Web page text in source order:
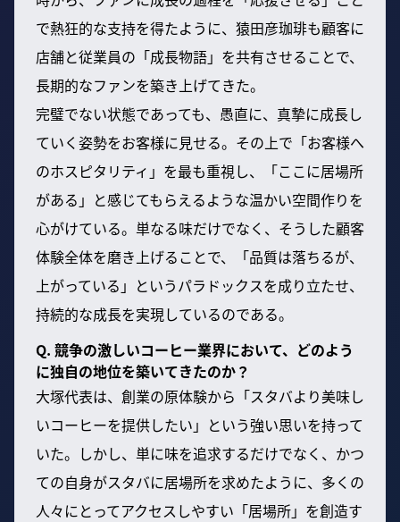
で熱狂的な支持を得たように、猿田彦珈琲も顧客に
店舗と従業員の「成長物語」を共有させることで、
長期的なファンを築き上げてきた。
完璧でない状態であっても、愚直に、真摯に成長し
ていく姿勢をお客様に見せる。その上で「お客様へ
のホスピタリティ」を最も重視し、「ここに居場所
がある」と感じてもらえるような温かい空間作りを
心がけている。単なる味だけでなく、そうした顧客
体験全体を磨き上げることで、「品質は落ちるが、
上がっている」というパラドックスを成り立たせ、
持続的な成長を実現しているのである。
Q. 競争の激しいコーヒー業界において、どのよう
に独自の地位を築いてきたのか？
大塚代表は、創業の原体験から「スタバより美味し
いコーヒーを提供したい」という強い思いを持って
いた。しかし、単に味を追求するだけでなく、かつ
ての自身がスタバに居場所を求めたように、多くの
人々にとってアクセスしやすい「居場所」を創造す